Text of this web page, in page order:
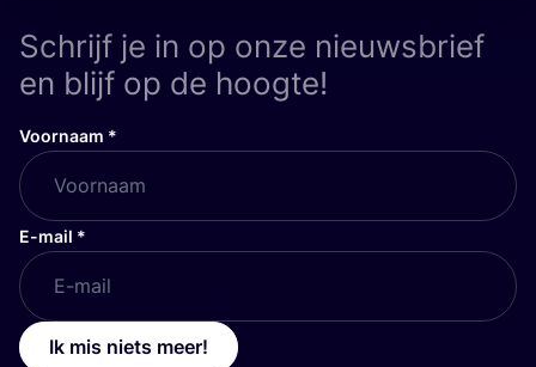
Schrijf je in op onze nieuwsbrief
en blijf op de hoogte!
Voornaam *
E-mail *
Ik mis niets meer!